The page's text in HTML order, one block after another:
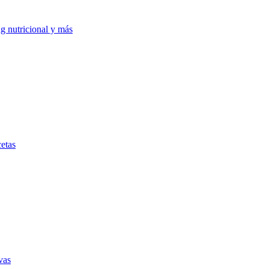
nutricional y más